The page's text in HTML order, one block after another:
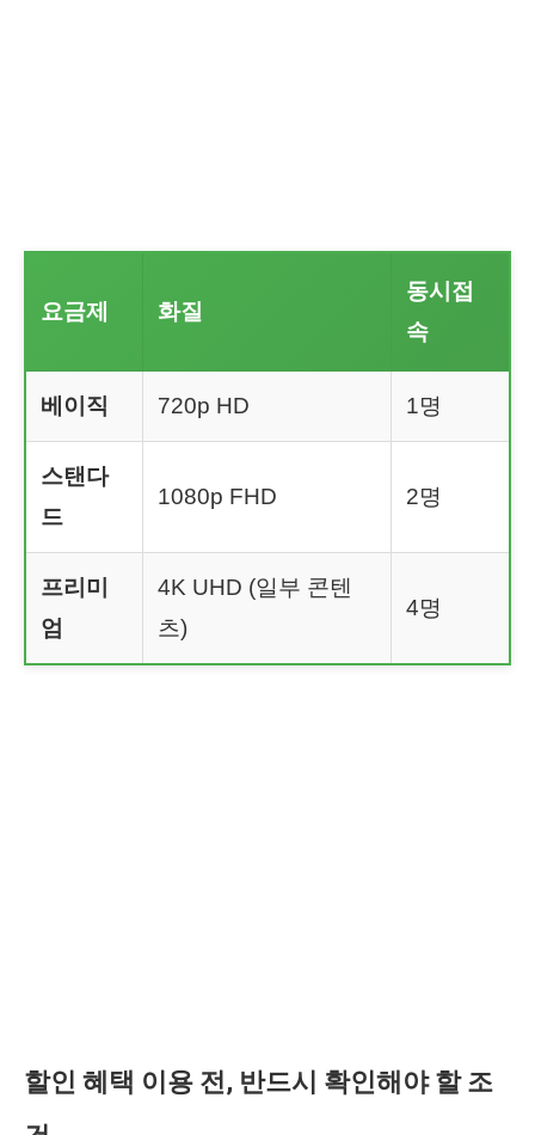
요금제 화질
동시접
속
베이직 720p HD 1명
스탠다
드
1080p FHD 2명
프리미
엄
4K UHD (일부 콘텐
츠)
4명
할인 혜택 이용 전, 반드시 확인해야 할 조